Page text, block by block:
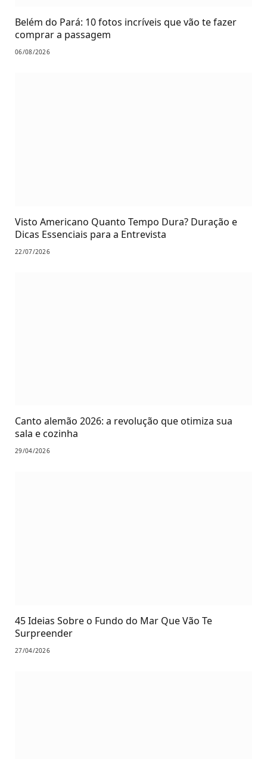
Belém do Pará: 10 fotos incríveis que vão te fazer
comprar a passagem
06/08/2026
Visto Americano Quanto Tempo Dura? Duração e
Dicas Essenciais para a Entrevista
22/07/2026
Canto alemão 2026: a revolução que otimiza sua
sala e cozinha
29/04/2026
45 Ideias Sobre o Fundo do Mar Que Vão Te
Surpreender
27/04/2026